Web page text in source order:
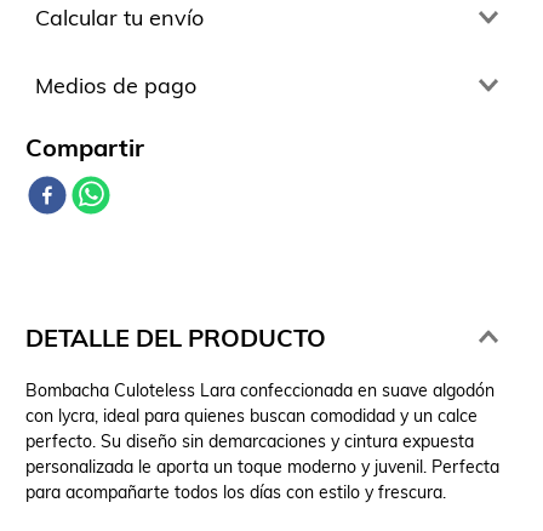
Calcular tu envío
Medios de pago
Comparte
DETALLE DEL PRODUCTO
Bombacha Culoteless Lara confeccionada en suave algodón
con lycra, ideal para quienes buscan comodidad y un calce
perfecto. Su diseño sin demarcaciones y cintura expuesta
personalizada le aporta un toque moderno y juvenil. Perfecta
para acompañarte todos los días con estilo y frescura.